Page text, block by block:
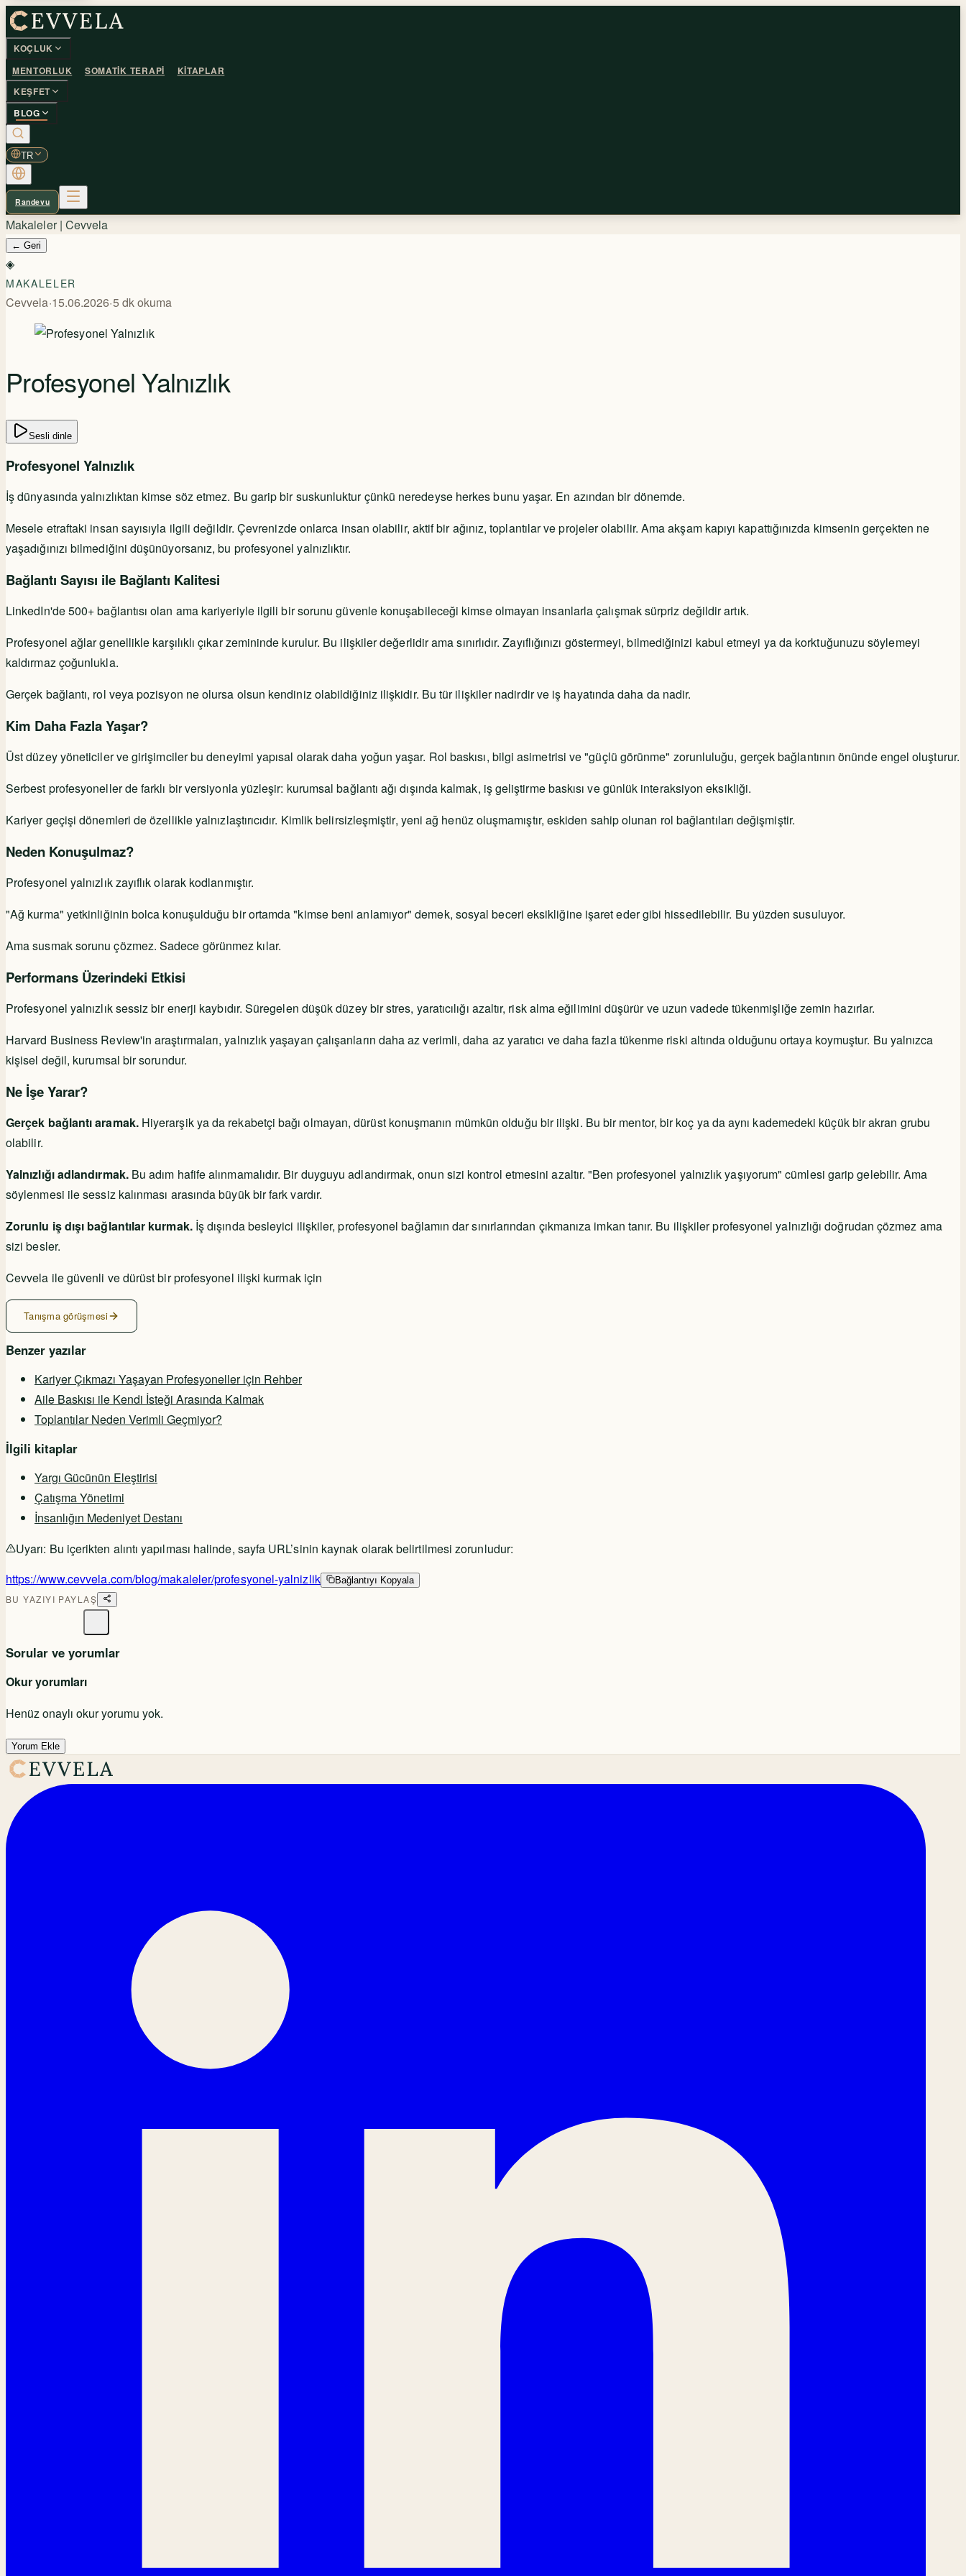
KOÇLUK
MENTORLUK
SOMATIK TERAPI
KITAPLAR
KEŞFET
BLOG
TR
Randevu
Makaleler | Cevvela
← Geri
◈
MAKALELER
Cevvela·15.06.2026·5 dk okuma
Profesyonel Yalnızlık
Sesli dinle
Profesyonel Yalnızlık
İş dünyasında yalnızlıktan kimse söz etmez. Bu garip bir suskunluktur çünkü neredeyse herkes bunu yaşar. En azından bir dönemde.
Mesele etraftaki insan sayısıyla ilgili değildir. Çevrenizde onlarca insan olabilir, aktif bir ağınız, toplantılar ve projeler olabilir. Ama akşam kapıyı kapattığınızda kimsenin gerçekten ne
yaşadığınızı bilmediğini düşünüyorsanız, bu profesyonel yalnızlıktır.
Bağlantı Sayısı ile Bağlantı Kalitesi
LinkedIn'de 500+ bağlantısı olan ama kariyeriyle ilgili bir sorunu güvenle konuşabileceği kimse olmayan insanlarla çalışmak sürpriz değildir artık.
Profesyonel ağlar genellikle karşılıklı çıkar zemininde kurulur. Bu ilişkiler değerlidir ama sınırlıdır. Zayıflığınızı göstermeyi, bilmediğinizi kabul etmeyi ya da korktuğunuzu söylemeyi
kaldırmaz çoğunlukla.
Gerçek bağlantı, rol veya pozisyon ne olursa olsun kendiniz olabildiğiniz ilişkidir. Bu tür ilişkiler nadirdir ve iş hayatında daha da nadir.
Kim Daha Fazla Yaşar?
Üst düzey yöneticiler ve girişimciler bu deneyimi yapısal olarak daha yoğun yaşar. Rol baskısı, bilgi asimetrisi ve "güçlü görünme" zorunluluğu, gerçek bağlantının önünde engel oluşturur.
Serbest profesyoneller de farklı bir versiyonla yüzleşir: kurumsal bağlantı ağı dışında kalmak, iş geliştirme baskısı ve günlük interaksiyon eksikliği.
Kariyer geçişi dönemleri de özellikle yalnızlaştırıcıdır. Kimlik belirsizleşmiştir, yeni ağ henüz oluşmamıştır, eskiden sahip olunan rol bağlantıları değişmiştir.
Neden Konuşulmaz?
Profesyonel yalnızlık zayıflık olarak kodlanmıştır.
"Ağ kurma" yetkinliğinin bolca konuşulduğu bir ortamda "kimse beni anlamıyor" demek, sosyal beceri eksikliğine işaret eder gibi hissedilebilir. Bu yüzden susuluyor.
Ama susmak sorunu çözmez. Sadece görünmez kılar.
Performans Üzerindeki Etkisi
Profesyonel yalnızlık sessiz bir enerji kaybıdır. Süregelen düşük düzey bir stres, yaratıcılığı azaltır, risk alma eğilimini düşürür ve uzun vadede tükenmişliğe zemin hazırlar.
Harvard Business Review'in araştırmaları, yalnızlık yaşayan çalışanların daha az verimli, daha az yaratıcı ve daha fazla tükenme riski altında olduğunu ortaya koymuştur. Bu yalnızca
kişisel değil, kurumsal bir sorundur.
Ne İşe Yarar?
Gerçek bağlantı aramak.Hiyerarşik ya da rekabetçi bağı olmayan, dürüst konuşmanın mümkün olduğu bir ilişki. Bu bir mentor, bir koç ya da aynı kademedeki küçük bir akran grubu
olabilir.
Yalnızlığı adlandırmak.Bu adım hafife alınmamalıdır. Bir duyguyu adlandırmak, onun sizi kontrol etmesini azaltır. "Ben profesyonel yalnızlık yaşıyorum" cümlesi garip gelebilir. Ama
söylenmesi ile sessiz kalınması arasında büyük bir fark vardır.
Zorunlu iş dışı bağlantılar kurmak.İş dışında besleyici ilişkiler, profesyonel bağlamın dar sınırlarından çıkmanıza imkan tanır. Bu ilişkiler profesyonel yalnızlığı doğrudan çözmez ama
sizi besler.
Cevvela ile güvenli ve dürüst bir profesyonel ilişki kurmak için
Tanışma görüşmesi
Benzer yazılar
Kariyer Çıkmazı Yaşayan Profesyoneller için Rehber
Aile Baskısı ile Kendi İsteği Arasında Kalmak
Toplantılar Neden Verimli Geçmiyor?
İlgili kitaplar
Yargı Gücünün Eleştirisi
Çatışma Yönetimi
İnsanlığın Medeniyet Destanı
Uyarı: Bu içerikten alıntı yapılması halinde, sayfa URL’sinin kaynak olarak belirtilmesi zorunludur:
https://www.cevvela.com/blog/makaleler/profesyonel-yalnizlik
Bağlantıyı Kopyala
BU YAZIYI PAYLAŞ
Sorular ve yorumlar
Okur yorumları
Henüz onaylı okur yorumu yok.
Yorum Ekle